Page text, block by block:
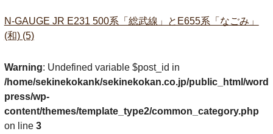
N-GAUGE JR E231 500系「総武線」とE655系「なごみ」
(和) (5)
Warning: Undefined variable $post_id in
/home/sekinekokank/sekinekokan.co.jp/public_html/word
press/wp-
content/themes/template_type2/common_category.php
on line 3